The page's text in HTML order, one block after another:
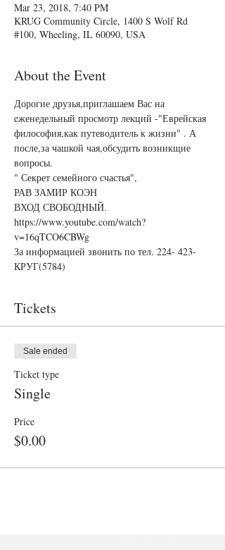
Mar 23, 2018, 7:40 PM
KRUG Community Circle, 1400 S Wolf Rd
#100, Wheeling, IL 60090, USA
About the Event
Дорогие друзья,приглашаем Вас на
eженедельный просмотр лекций -"Еврейская
философия,как путеводитель к жизни" . А
после,за чашкой чая,обсудить возникщие
вопросы.
" Секрет семейного счастья",
РАВ ЗАМИР КОЭН
ВХОД СВОБОДНЫЙ.
https://www.youtube.com/watch?
v=16qTCO6CBWg
За информацией звонить по тел. 224- 423-
КРУГ(5784)
Tickets
Sale ended
Ticket type
Single
Price
$0.00